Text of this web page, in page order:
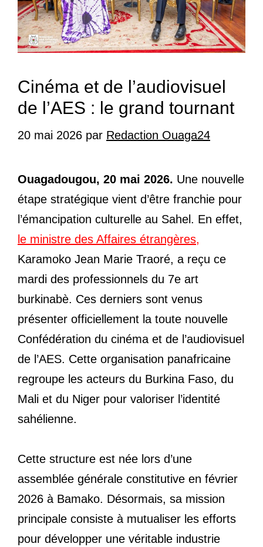
Cinéma et de l’audiovisuel
de l’AES : le grand tournant
20 mai 2026 par Redaction Ouaga24
Ouagadougou, 20 mai 2026. Une nouvelle
étape stratégique vient d’être franchie pour
l’émancipation culturelle au Sahel. En effet,
le ministre des Affaires étrangères,
Karamoko Jean Marie Traoré, a reçu ce
mardi des professionnels du 7e art
burkinabè. Ces derniers sont venus
présenter officiellement la toute nouvelle
Confédération du cinéma et de l’audiovisuel
de l’AES. Cette organisation panafricaine
regroupe les acteurs du Burkina Faso, du
Mali et du Niger pour valoriser l’identité
sahélienne.
Cette structure est née lors d’une
assemblée générale constitutive en février
2026 à Bamako. Désormais, sa mission
principale consiste à mutualiser les efforts
pour développer une véritable industrie